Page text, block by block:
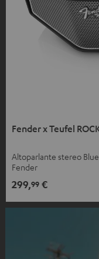
Fender x Teufel
Altoparlante stereo
Fender
299,99 €